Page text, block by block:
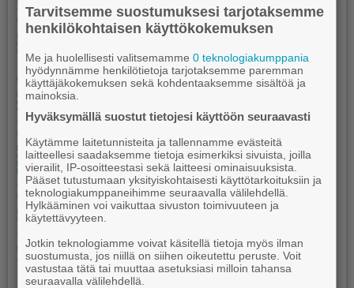
Tarvitsemme suostumuksesi tarjotaksemme
henkilökohtaisen käyttökokemuksen
Me ja huolellisesti valitsemamme0 teknologiakumppania
hyödynnämme henkilötietoja tarjotaksemme paremman
käyttäjäkokemuksen sekä kohdentaaksemme sisältöä ja
mainoksia.
Hyväksymällä suostut tietojesi käyttöön seuraavasti
Käytämme laitetunnisteita ja tallennamme evästeitä
laitteellesi saadaksemme tietoja esimerkiksi sivuista, joilla
vierailit, IP-osoitteestasi sekä laitteesi ominaisuuksista.
Pääset tutustumaan yksityiskohtaisesti käyttötarkoituksiin ja
teknologiakumppaneihimme seuraavalla välilehdellä.
Hylkääminen voi vaikuttaa sivuston toimivuuteen ja
käytettävyyteen.
Jotkin teknologiamme voivat käsitellä tietoja myös ilman
suostumusta, jos niillä on siihen oikeutettu peruste. Voit
vastustaa tätä tai muuttaa asetuksiasi milloin tahansa
seuraavalla välilehdellä.